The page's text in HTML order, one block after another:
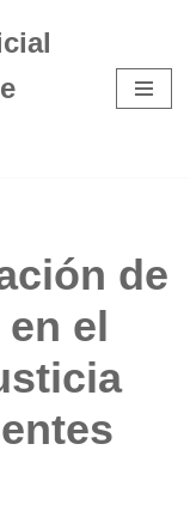
de
el